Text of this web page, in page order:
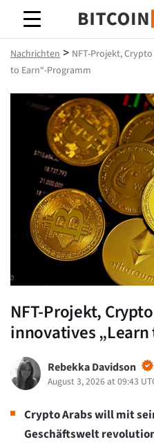
Nachrichten > NFT-Projekt,
to Earn“-Programm
NFT-Projekt,
innovatives
Rebekka Davidson
August 3, 2026 at 09:43
Crypto Arabs will mit
Geschäftswelt